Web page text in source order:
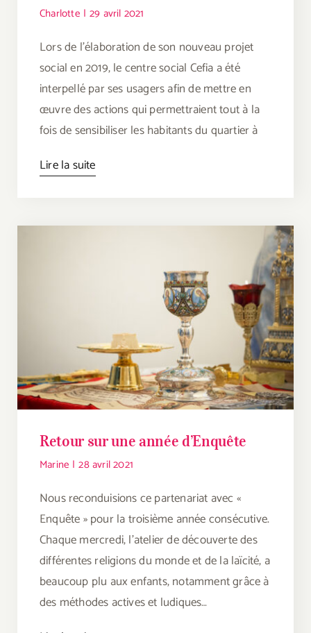
Charlotte | 29 avril 2021
Lors de l’élaboration de son nouveau projet
social en 2019, le centre social Cefia a été
interpellé par ses usagers afin de mettre en
œuvre des actions qui permettraient tout à la
fois de sensibiliser les habitants du quartier à
Lire la suite
Retour sur une année d’Enquête
Marine | 28 avril 2021
Nous reconduisions ce partenariat avec «
Enquête » pour la troisième année consécutive.
Chaque mercredi, l’atelier de découverte des
différentes religions du monde et de la laïcité, a
beaucoup plu aux enfants, notamment grâce à
des méthodes actives et ludiques…